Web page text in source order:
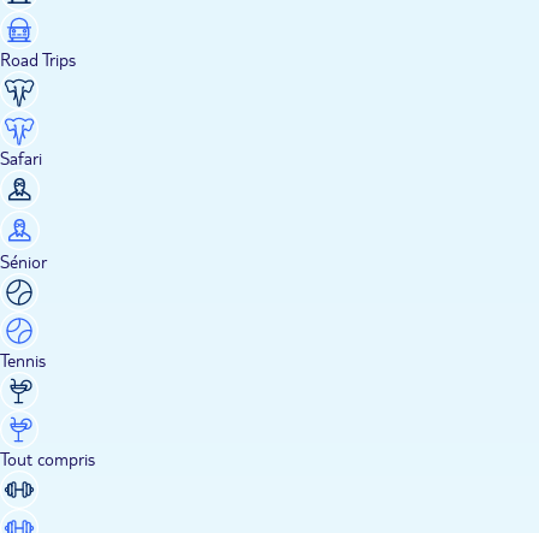
Road Trips
Safari
Sénior
Tennis
Tout compris